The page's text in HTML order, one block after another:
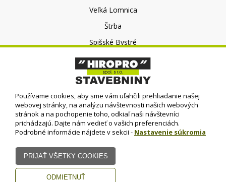
Veľká Lomnica
Štrba
Spišské Bystré
O nás
O spoločnosti
Kontakt
Používame cookies, aby sme vám uľahčili prehliadanie našej
webovej stránky, na analýzu návštevnosti našich webových
stránok a na pochopenie toho, odkiaľ naši návštevníci
prichádzajú. Dajte nám vedieť o vašich preferenciách.
Podrobné informácie nájdete v sekcii - Nastavenie súkromia